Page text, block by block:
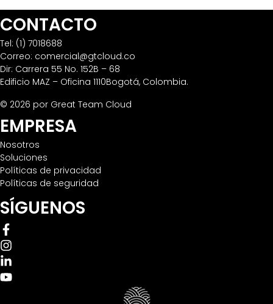
CONTACTO
Tel: (1) 7018688
Correo: comercial@gtcloud.co
Dir: Carrera 55 No. 152B – 68
Edificio MAZ – Oficina 1110Bogotá, Colombia.
© 2026 por Great Team Cloud
EMPRESA
Nosotros
Soluciones
Políticas de privacidad
Políticas de seguridad
SÍGUENOS